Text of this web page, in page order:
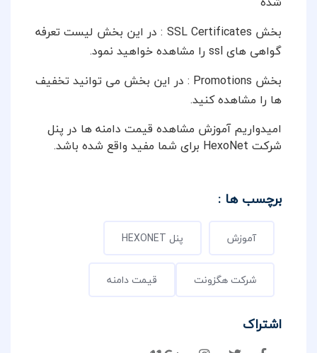
بخش SSL Certificates
: در این بخش لیست تعرفه
گواهی های ssl را مشاهده خواهید نمود.
بخش Promotions : در این بخش می توانید تخفیف
ها را مشاهده کنید.
امیدواریم آموزش مشاهده قیمت دامنه ها در پنل
شرکت HexoNet برای شما مفید واقع شده باشد.
برچسب ها :
آموزش پنل HEXONET
شرکت هگزونت قیمت دامنه
اشتراک